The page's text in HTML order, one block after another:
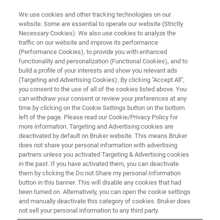
Weltweit präsent, regional
verwurzelt:
Bruker Bremen neu im TEAM 11
Das innovative Hightech-Unternehmen Bruker
ist neuer TEAM 11-Partner des SV Werder
Bremen
We use cookies and other tracking technologies on our
website. Some are essential to operate our website (Strictly
Necessary Cookies). We also use cookies to analyze the
traffic on our website and improve its performance
(Performance Cookies), to provide you with enhanced
functionality and personalization (Functional Cookies), and to
build a profile of your interests and show you relevant ads
(Targeting and Advertising Cookies). By clicking "Accept All",
you consent to the use of all of the cookies listed above. You
can withdraw your consent or review your preferences at any
time by clicking on the Cookie Settings button on the bottom
left of the page. Please read our Cookie/Privacy Policy for
more information. Targeting and Advertising cookies are
deactivated by default on Bruker website. This means Bruker
does not share your personal information with advertising
partners unless you activated Targeting & Advertising cookies
in the past. If you have activated them, you can deactivate
them by clicking the Do not Share my personal Information
button in this banner. This will disable any cookies that had
been turned on. Alternatively, you can open the cookie settings
and manually deactivate this category of cookies. Bruker does
not sell your personal information to any third party.